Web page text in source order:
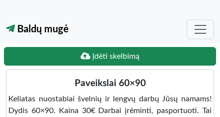
Baldų mugė
Įdėti skelbimą
Paveikslai 60×90
Keliatas nuostabiai švelnių ir lengvų darbų Jūsų namams!
Dydis 60×90. Kaina 30€ Darbai įrėminti, pasportuoti. Tai